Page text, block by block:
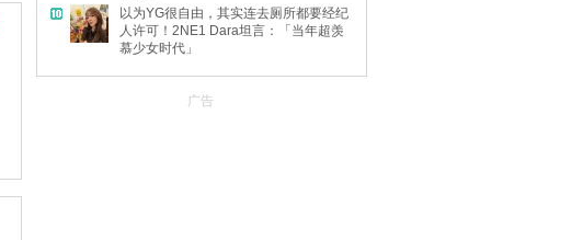
以为YG很自由，其实连去厕所都要经纪
人许可！2NE1 Dara坦言：「当年超羡
慕少女时代」
广告